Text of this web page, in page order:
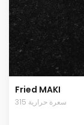
Fried MAKI
315 سعرة حرارية